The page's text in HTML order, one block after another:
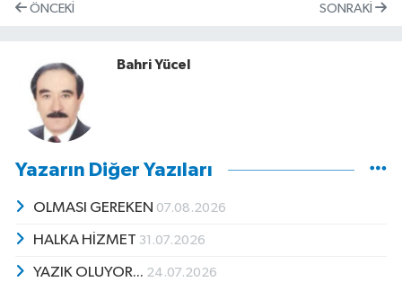
ÖNCEKI SONRAKI
Bahri Yücel
Yazarın Diğer Yazıları
OLMASI GEREKEN 07.08.2026
HALKA HİZMET 31.07.2026
YAZIK OLUYOR... 24.07.2026